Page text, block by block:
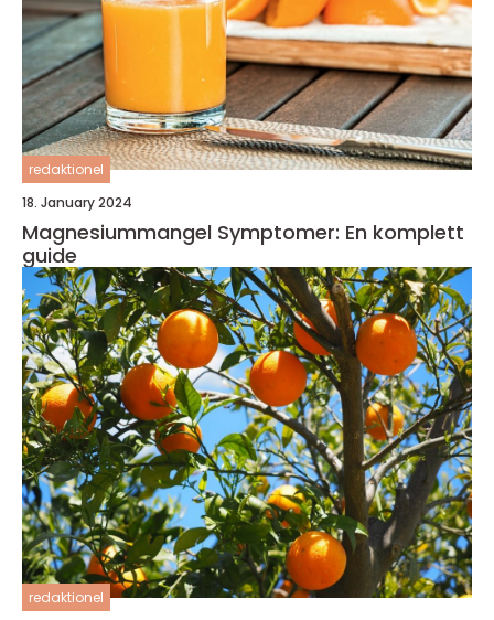
redaktionel
18. January 2024
Magnesiummangel Symptomer: En komplett
guide
redaktionel